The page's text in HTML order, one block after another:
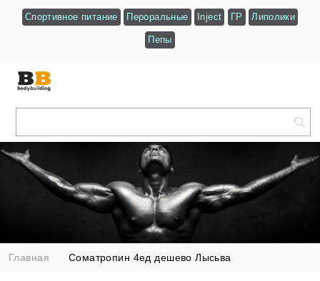
Спортивное питание Пероральные Inject ГР Липолики
Пепы
Главная Cоматропин 4ед дешево Лысьва